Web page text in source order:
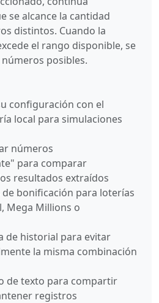
se alcance la cantidad
distintos. Cuando la
el rango disponible, se
posibles.
configuración con el
local para simulaciones
números
para comparar
resultados extraídos
bonificación para loterías
Mega Millions o
de historial para evitar
la misma combinación
de texto para compartir
registros